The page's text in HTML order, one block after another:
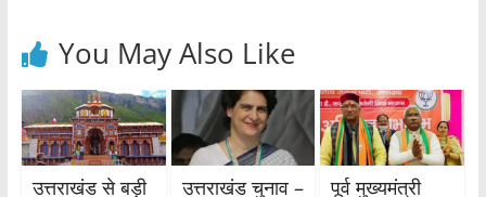
k
You May Also Like
उत्तराखंड से बड़ी
उत्तराखंड चुनाव –
पूर्व मुख्यमंत्री